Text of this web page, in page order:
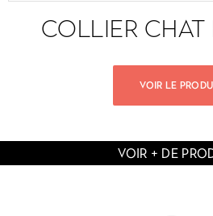
COLLIER
VOIR LE
VOIR + DE